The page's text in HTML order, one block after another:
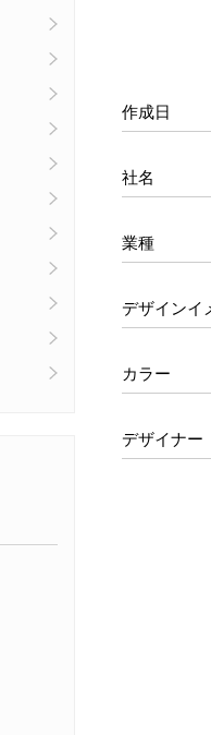
作成日
社名
業種
デザインイ
カラー
デザイナー